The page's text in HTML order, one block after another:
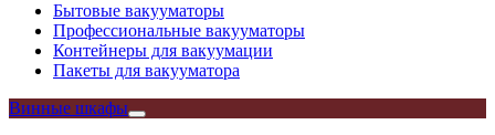
Бытовые вакууматоры
Профессиональные вакууматоры
Контейнеры для вакуумации
Пакеты для вакууматора
Винные шкафы